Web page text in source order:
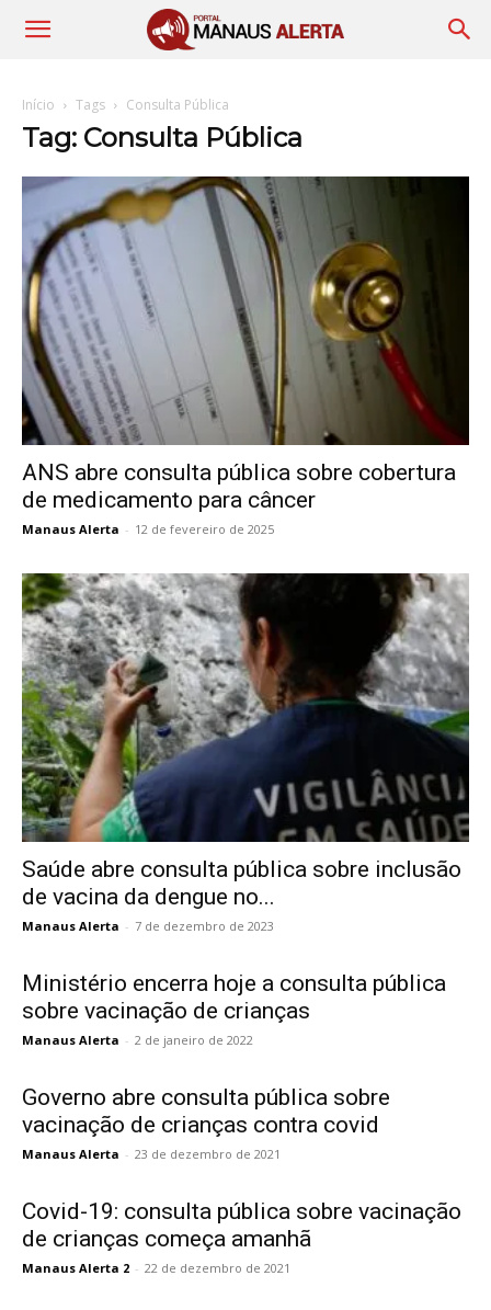
Início Tags Consulta Pública
Tag: Consulta Pública
ANS abre consulta pública sobre cobertura
de medicamento para câncer
Manaus Alerta - 12 de fevereiro de 2025
Saúde abre consulta pública sobre inclusão
de vacina da dengue no...
Manaus Alerta - 7 de dezembro de 2023
Ministério encerra hoje a consulta pública
sobre vacinação de crianças
Manaus Alerta - 2 de janeiro de 2022
Governo abre consulta pública sobre
vacinação de crianças contra covid
Manaus Alerta - 23 de dezembro de 2021
Covid-19: consulta pública sobre vacinação
de crianças começa amanhã
Manaus Alerta 2 - 22 de dezembro de 2021